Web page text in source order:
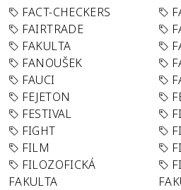
FACT-CHECKERS
FAIRTRADE
FAKULTA
FANOUŠEK
FAUCI
FEJETON
FESTIVAL
FIGHT
FILM
FILOZOFICKÁ
FAKULTA